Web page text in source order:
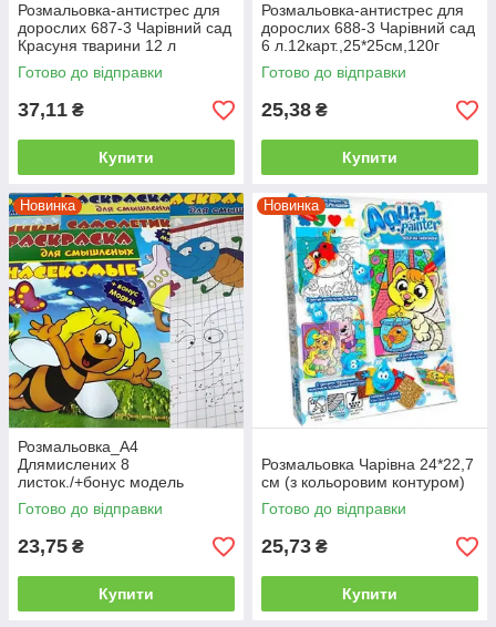
Розмальовка-антистрес для
дорослих 687-3 Чарівний сад
Красуня тварини 12 л
24карт25*25см120г
Готово до відправки
37,11 ₴
Купити
Розмальовка-антистрес для
дорослих 688-3 Чарівний сад
6 л.12карт.,25*25см,120г
Готово до відправки
25,38 ₴
Купити
Новинка
Розмальовка_А4
Длямислених 8
листок./+бонус модель
Готово до відправки
23,75 ₴
Купити
Новинка
Розмальовка Чарівна 24*22,7
см (з кольоровим контуром)
Готово до відправки
25,73 ₴
Купити